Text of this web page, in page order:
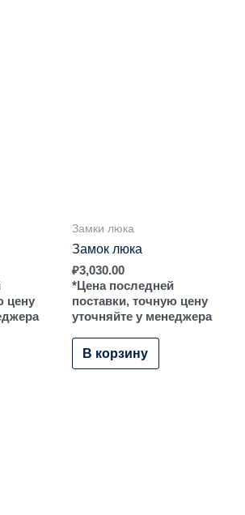
цену
Замки люка
Замок люка
₽3,030.00
*Цена последней
поставки, точную цену
уточняйте у менеджера
В корзину